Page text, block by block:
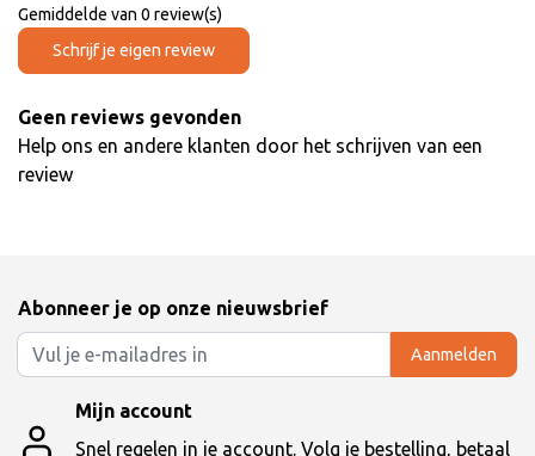
Gemiddelde van 0 review(s)
Schrijf je eigen review
Geen reviews gevonden
Help ons en andere klanten door het schrijven van een
review
Abonneer je op onze nieuwsbrief
Aanmelden
Mijn account
Snel regelen in je account. Volg je bestelling, betaal